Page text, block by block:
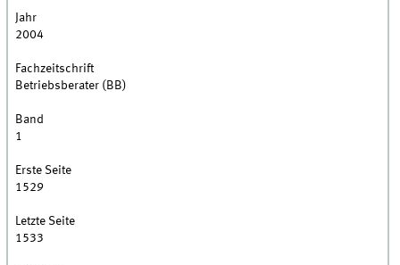
Jahr
2004
Fachzeitschrift
Betriebsberater (BB)
Band
1
Erste Seite
1529
Letzte Seite
1533